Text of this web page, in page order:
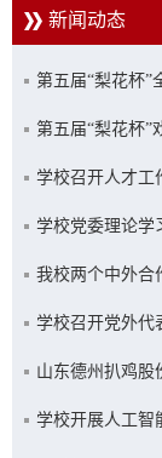
新闻动态
第五届“梨花杯”
示活动优秀成果
第五届“梨花杯”
学校召开人才工
学校党委理论学
我校两个中外合
办学专项评估
学校召开党外代
署会
山东德州扒鸡股
流座谈
学校开展人工智